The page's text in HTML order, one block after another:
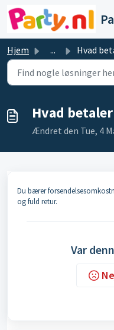
Gå til hovedindhold
Hjem ... Hvad betaler
Hvad
Ændret den Tue, 4
Du bærer
og fuld retur.
Var